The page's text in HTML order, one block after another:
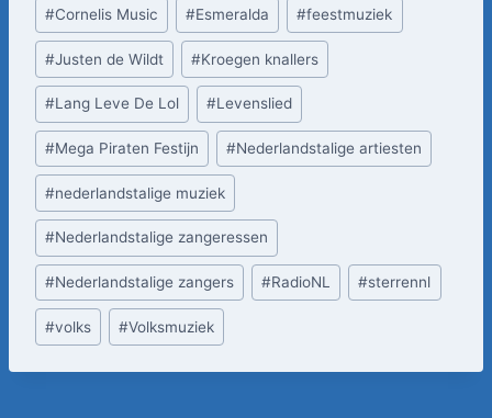
#Cornelis Music #Esmeralda #feestmuziek
#Justen de Wildt #Kroegen knallers
#Lang Leve De Lol #Levenslied
#Mega Piraten Festijn #Nederlandstalige artiesten
#nederlandstalige muziek
#Nederlandstalige zangeressen
#Nederlandstalige zangers #RadioNL #sterrennl
#volks #Volksmuziek